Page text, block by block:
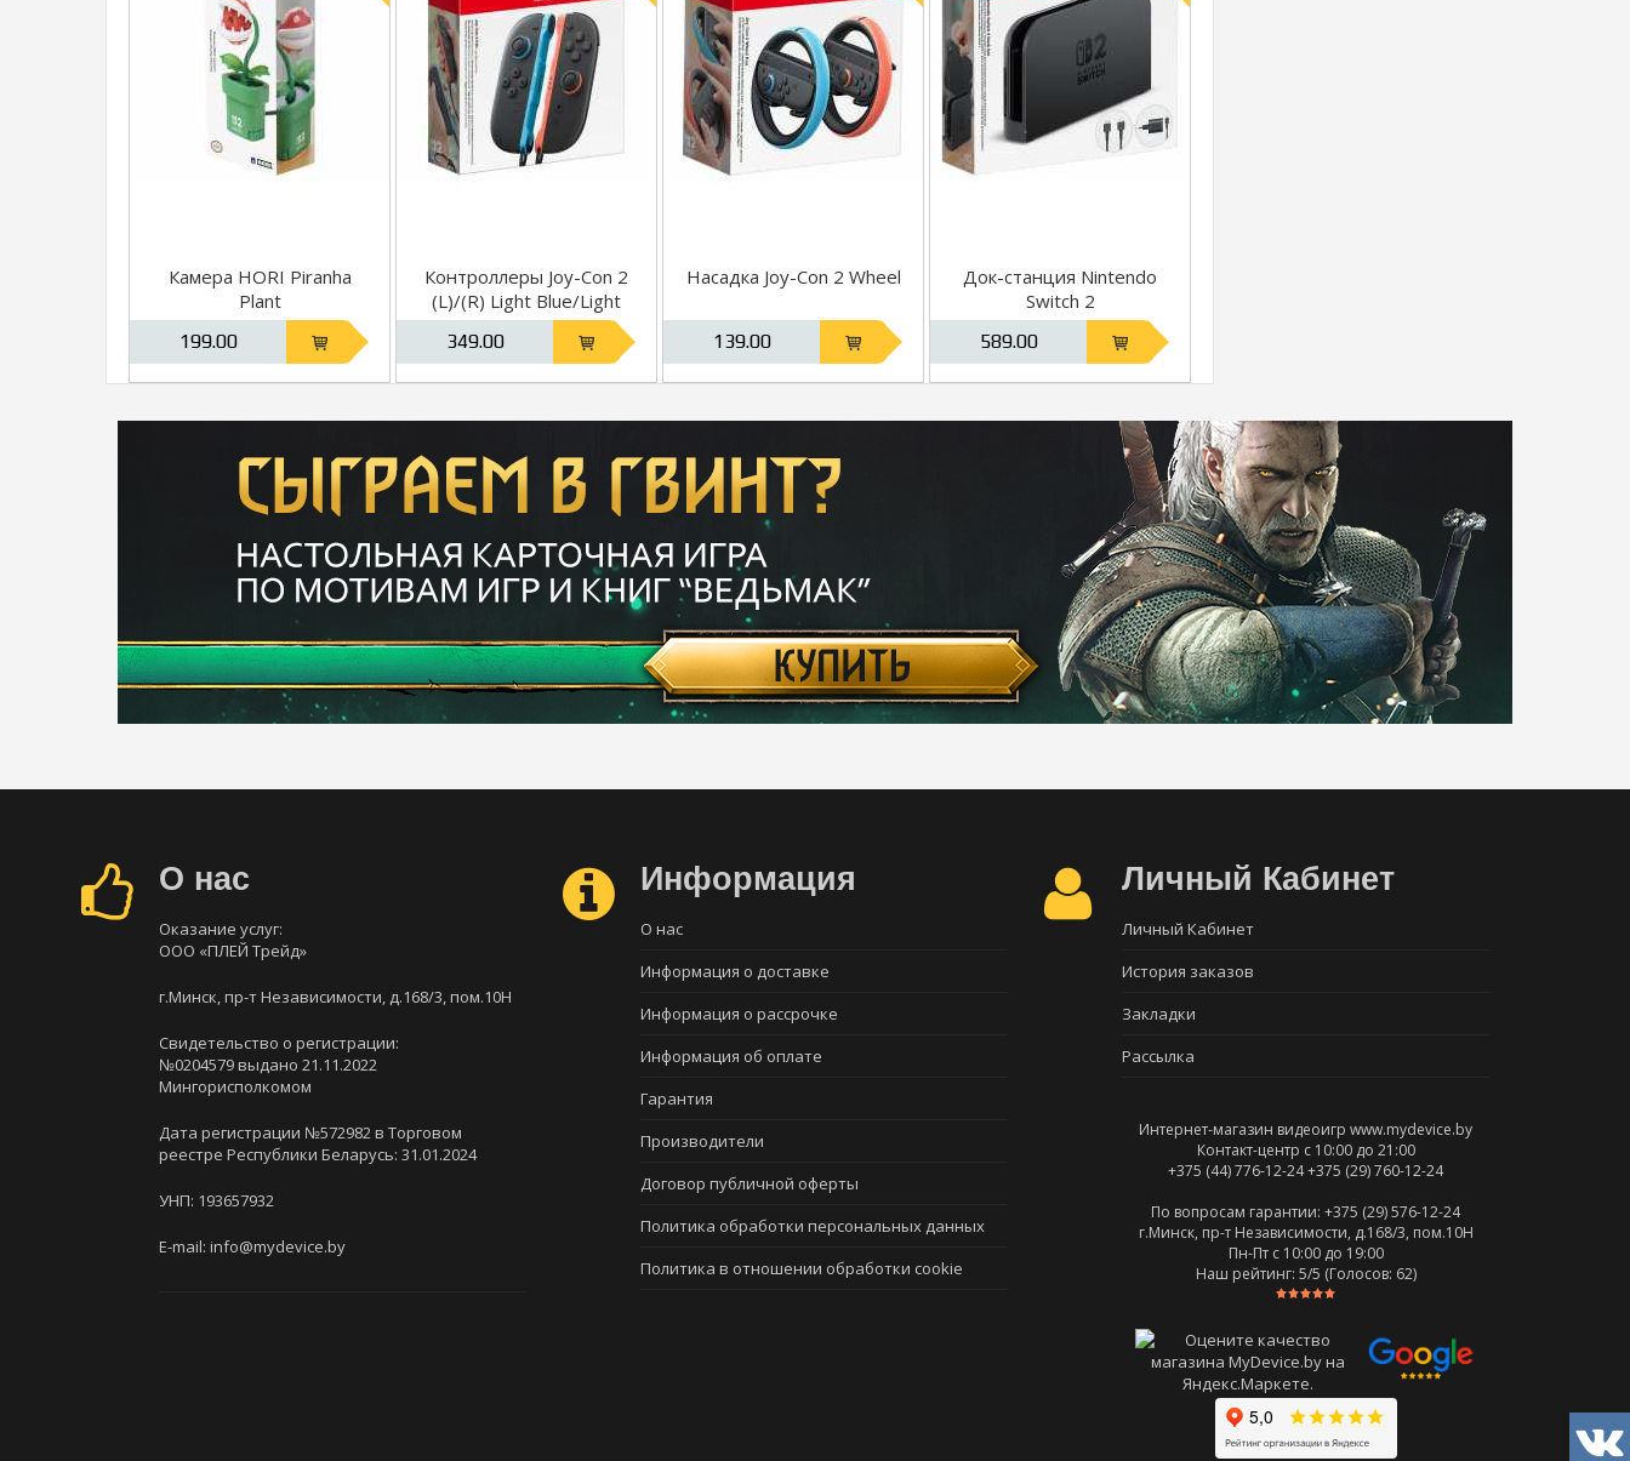
Камера HORI Piranha
Plant
199.00
Контроллеры Joy-Con 2
(L)/(R) Light Blue/Light
Red для Nintendo Switch
349.00
Насадка Joy-Con 2 Wheel
139.00
Док-станция Nintendo
Switch 2
589.00
О нас
Оказание услуг:
ООО «ПЛЕЙ Трейд»
г.Минск, пр-т Независимости, д.168/3, пом.10Н
Свидетельство о регистрации:
№0204579 выдано 21.11.2022
Мингорисполкомом
Дата регистрации №572982 в Торговом
реестре Республики Беларусь: 31.01.2024
УНП: 193657932
E-mail: info@mydevice.by
Информация
О нас
Информация о доставке
Информация о рассрочке
Информация об оплате
Гарантия
Производители
Договор публичной оферты
Политика обработки персональных данных
Политика в отношении обработки cookie
Личный Кабинет
Личный Кабинет
История заказов
Закладки
Рассылка
Интернет-магазин видеоигр www.mydevice.by
Контакт-центр с 10:00 до 21:00
+375 (44) 776-12-24+375 (29) 760-12-24
По вопросам гарантии: +375 (29) 576-12-24
г.Минск, пр-т Независимости, д.168/3, пом.10Н
Пн-Пт c 10:00 до 19:00
Наш рейтинг: 5/5 (Голосов: 62)